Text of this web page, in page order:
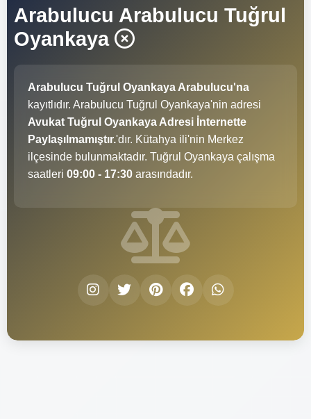
Arabulucu Arabulucu Tuğrul
Oyankaya
Arabulucu Tuğrul Oyankaya Arabulucu'na
kayıtlıdır. Arabulucu Tuğrul Oyankaya'nin adresi
Avukat Tuğrul Oyankaya Adresi İnternette
Paylaşılmamıştır.'dır. Kütahya ili'nin Merkez
ilçesinde bulunmaktadır. Tuğrul Oyankaya çalışma
saatleri 09:00 - 17:30 arasındadır.